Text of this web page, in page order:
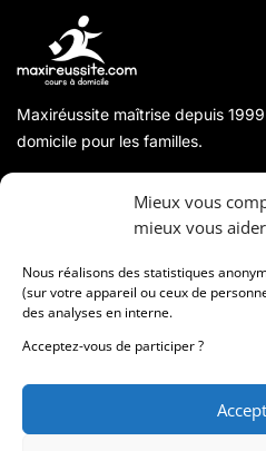
Mieux vous
mieux vous
Nous réalisons des statistiques
(sur votre appareil ou ceux de
des analyses en interne.
Acceptez-vous de participer ?
Maxiréussite maîtrise depuis
domicile pour les familles.
Coordonnées